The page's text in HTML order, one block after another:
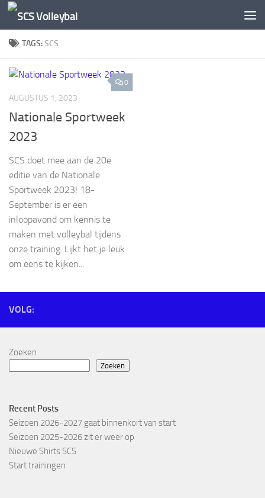
Doorgaan naar inhoud
TAGS:SCS
0
AUGUSTUS 1, 2023
Nationale Sportweek
2023
SCS doet mee aan de 20e
editie van de Nationale
Sportweek 2023! 18-
September is er een
inloopavond om kennis te
maken met volleybal tijdens
onze training. Lijkt het je leuk
om eens te kijken...
VOLG:
Zoeken
Zoeken
Recent Posts
Seizoen 2026-2027 gaat binnenkort van start
Seizoen 2025-2026 zit er weer op
Nieuwe Shirts SCS
Start trainingen